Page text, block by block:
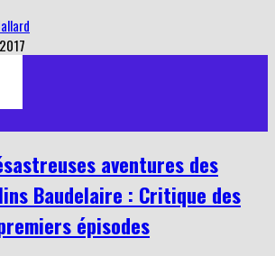
aventures des
Baudelaire : Critique des
épisodes